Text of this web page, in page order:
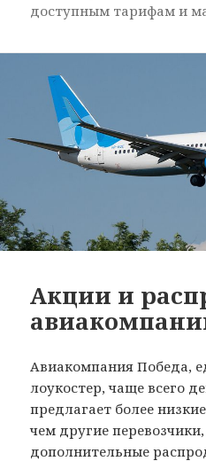
доступным тарифам и
Акции и
Авиакомпания Победа,
лоукостер, чаще всего
предлагает более
чем другие
дополнительные